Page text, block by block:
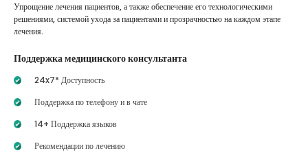
Упрощение лечения пациентов, а также обеспечение его технологическими
решениями, системой ухода за пациентами и прозрачностью на каждом этапе
лечения.
Поддержка медицинского консультанта
24x7* Доступность
Поддержка по телефону и в чате
14+ Поддержка языков
Рекомендации по лечению